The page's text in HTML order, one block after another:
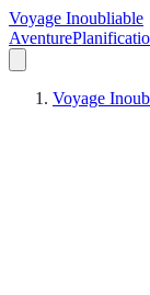
Voyage Inoubliable
Aventure
Voyage